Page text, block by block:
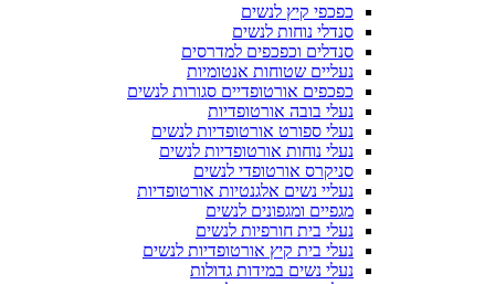
כפכפי קיץ לנשים
סנדלי נוחות לנשים
סנדלים וכפכפים למדרסים
נעליים שטוחות אנטומיות
כפכפים אורטופדיים סגורות לנשים
נעלי בובה אורטופדיות
נעלי ספורט אורטופדיות לנשים
נעלי נוחות אורטופדיות לנשים
סניקרס אורטופדי לנשים
נעליי נשים אלגנטיות אורטופדיות
מגפיים ומגפונים לנשים
נעלי בית חורפיות לנשים
נעלי בית קיץ אורטופדיות לנשים
נעלי נשים במידות גדולות